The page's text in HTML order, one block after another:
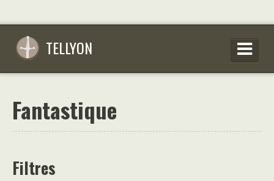
TELLYON
SE CONNECTER
S’INSCRIRE
CONSEILS D’ÉCRITURES
Fantastique
Filtres